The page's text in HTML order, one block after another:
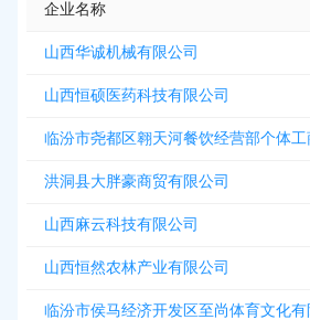
企业名称
山西华诚机械有限公司
山西恒硕医药科技有限公司
临汾市尧都区翱天河餐饮经营部个体工
洪洞县大胖豪商贸有限公司
山西麻云科技有限公司
山西恒然农林产业有限公司
临汾市侯马经济开发区至尚体育文化有